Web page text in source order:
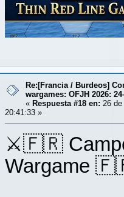
Re:[Francia / Burdeos]
wargames: OFJH 2026:
« Respuesta #18 en: 26
20:41:33 »
⚔️🇫🇷
Wargame